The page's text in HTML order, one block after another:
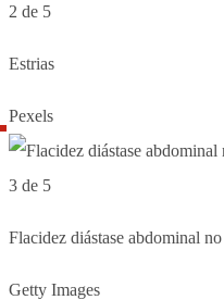
2 de 5
Estrias
Pexels
3 de 5
Flacidez diástase abdominal
Getty Images